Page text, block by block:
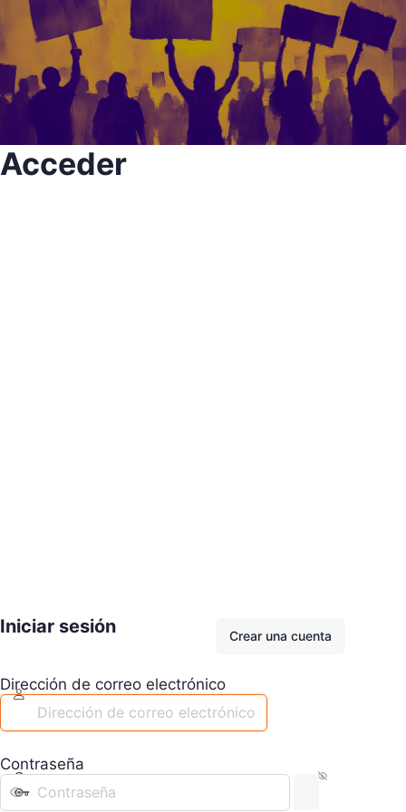
Acceder
Iniciar sesión Crear una cuenta
Dirección de correo electrónico
Contraseña